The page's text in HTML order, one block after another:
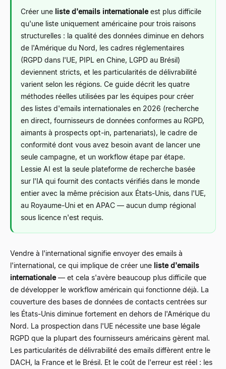
Créer une liste d'emails internationaleest plus difficile
qu'une liste uniquement américaine pour trois raisons
structurelles : la qualité des données diminue en dehors
de l'Amérique du Nord, les cadres réglementaires
(RGPD dans l'UE, PIPL en Chine, LGPD au Brésil)
deviennent stricts, et les particularités de délivrabilité
varient selon les régions. Ce guide décrit les quatre
méthodes réelles utilisées par les équipes pour créer
des listes d'emails internationales en 2026 (recherche
en direct, fournisseurs de données conformes au RGPD,
aimants à prospects opt-in, partenariats), le cadre de
conformité dont vous avez besoin avant de lancer une
seule campagne, et un workflow étape par étape.
Lessie AI est la seule plateforme de recherche basée
sur l'IA qui fournit des contacts vérifiés dans le monde
entier avec la même précision aux États-Unis, dans l'UE,
au Royaume-Uni et en APAC — aucun dump régional
sous licence n'est requis.
Vendre à l'international signifie envoyer des emails à
l'international, ce qui implique de créer une liste d'emails
internationale— et cela s'avère beaucoup plus difficile que
de développer le workflow américain qui fonctionne déjà. La
couverture des bases de données de contacts centrées sur
les États-Unis diminue fortement en dehors de l'Amérique du
Nord. La prospection dans l'UE nécessite une base légale
RGPD que la plupart des fournisseurs américains gèrent mal.
Les particularités de délivrabilité des emails diffèrent entre le
DACH, la France et le Brésil. Et le coût de l'erreur est réel : les